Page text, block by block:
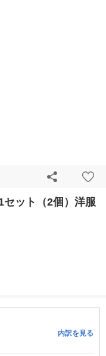
セット（2個）洋服
内訳を見る